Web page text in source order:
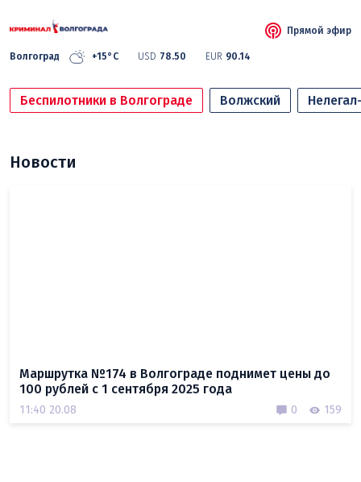
Волгоград +15°C USD 78.50 EUR 90.14
Прямой эфир
Беспилотники в Волгограде Волжский
Новости
Маршрутка №174 в Волгограде поднимет цены до
100 рублей с 1 сентября 2025 года
11:40 20.08 0 159